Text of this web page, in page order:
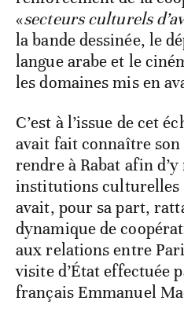
«secteurs culturels
la bande dessinée, le
langue arabe et le
les domaines mis en
C’est à l’issue de cet
avait fait connaître
rendre à Rabat afin
institutions culturelles
avait, pour sa part,
dynamique de
aux relations entre
visite d’État effectuée
français Emmanuel